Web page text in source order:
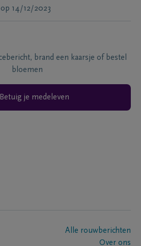
op 14/12/2023
brand een kaarsje of bestel
bloemen
Betuig je medeleven
Alle rouwberichten
Over ons